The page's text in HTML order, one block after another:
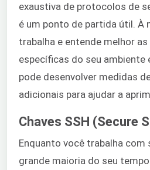
exaustiva de protocolos de
é um ponto de partida útil. À
trabalha e entende melhor
específicas do seu ambiente
pode desenvolver medidas
adicionais para ajudar a
Chaves SSH (Secure
Enquanto você trabalha com
grande maioria do seu